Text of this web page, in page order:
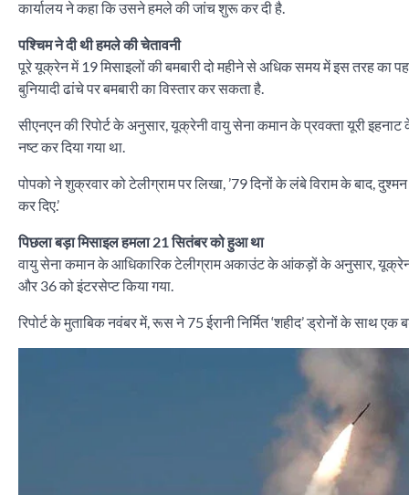
कार्यालय ने कहा कि उसने हमले की जांच शुरू कर दी है.
पश्चिम ने दी थी हमले की चेतावनी
पूरे यूक्रेन में 19 मिसाइलों की बमबारी दो महीने से अधिक समय में इस तरह का
बुनियादी ढांचे पर बमबारी का विस्तार कर सकता है.
सीएनएन की रिपोर्ट के अनुसार, यूक्रेनी वायु सेना कमान के प्रवक्ता यूरी
नष्ट कर दिया गया था.
पोपको ने शुक्रवार को टेलीग्राम पर लिखा, ’79 दिनों के लंबे विराम के बाद,
कर दिए.’
पिछला बड़ा मिसाइल हमला 21 सितंबर को हुआ था
वायु सेना कमान के आधिकारिक टेलीग्राम अकाउंट के आंकड़ों के अनुसार,
और 36 को इंटरसेप्ट किया गया.
रिपोर्ट के मुताबिक नवंबर में, रूस ने 75 ईरानी निर्मित ‘शहीद’ ड्रोनों के साथ